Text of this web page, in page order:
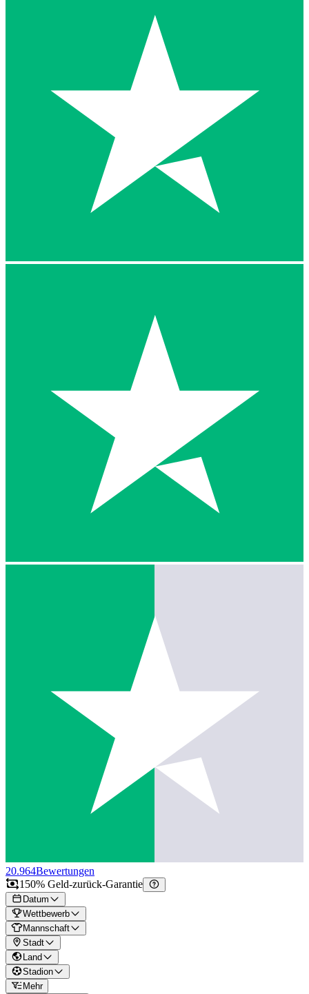
20.964Bewertungen
150% Geld-zurück-Garantie
Datum
Wettbewerb
Mannschaft
Stadt
Land
Stadion
Mehr